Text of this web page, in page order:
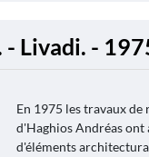
- Livadi. -
En 1975 les travaux
d'Haghios Andréas ont
d'éléments